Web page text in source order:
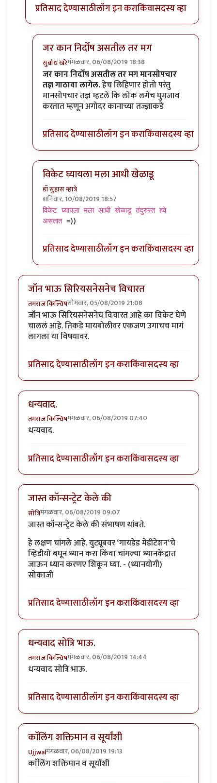
प्रतिसाद देण्यासाठीलॉग इन कराकिंवासदस्य व्हा
जर कान निर्दोष असतील तर मग
सुबोध खरेमंगळवार, 06/08/2019 18:38
In reply toकान बंद केल्यावर जर आवाज ऐकू
जर कान निर्दोष असतील तर मग मानसोपचार
तज्ञ गाठावा लागेल.हेच लिहिणार होतो परंतु
मानसोपचार तज्ञ म्हटले कि लोक लगेच घुमजाव
करतात म्हणून अगोदर कानाच्या तज्ज्ञाकडे
प्रतिसाद देण्यासाठीलॉग इन कराकिंवासदस्य व्हा
विकेट घ्यायला मला आधी खेळाडू
डॉ सुहास म्हात्रे
शनिवार, 10/08/2019 18:57
In reply to कान बंद केल्यावर जर आवाज ऐकू
विकेट घ्यायला मला आधी खेळाडू तंदुरुस्त हवे
असतात =))
प्रतिसाद देण्यासाठीलॉग इन कराकिंवासदस्य व्हा
जॉन भाऊ सिरियसनेसनेच विचारत
तमराज किल्विषसोमवार, 05/08/2019 21:08
जॉन भाऊ सिरियसनेसनेच विचारत आहे का विकेट घेणे
चाललं आहे. तिकडे मायबोलीवर एकजण उगाचच मागं
लागला या विषयावर.
प्रतिसाद देण्यासाठीलॉग इन कराकिंवासदस्य व्हा
धन्यवाद.
तमराज किल्विषमंगळवार, 06/08/2019 07:40
धन्यवाद.
प्रतिसाद देण्यासाठीलॉग इन कराकिंवासदस्य व्हा
जास्त कॉन्सन्ट्रेट केले की
सोत्रिमंगळवार, 06/08/2019 09:07
जास्त कॉन्सन्ट्रेट केले की संभाषण थांबते.
हे लक्षण चांगले आहे. युट्यूबवर ‘गायडेड मेडीटेशन‘चे
व्हिडीयो बघून ध्यान करा किंवा चांगल्या ध्यानकेंद्रात
जाऊन ध्यान करणए शिकून घ्या. - (ध्यानयोगी)
सोकाजी
प्रतिसाद देण्यासाठीलॉग इन कराकिंवासदस्य व्हा
धन्यवाद सोत्रि भाऊ.
तमराज किल्विषमंगळवार, 06/08/2019 14:44
धन्यवाद सोत्रि भाऊ.
प्रतिसाद देण्यासाठीलॉग इन कराकिंवासदस्य व्हा
काॅलिंग शक्तिमान व सूर्यांशी
Ujjwalमंगळवार, 06/08/2019 19:13
काॅलिंग शक्तिमान व सूर्यांशी